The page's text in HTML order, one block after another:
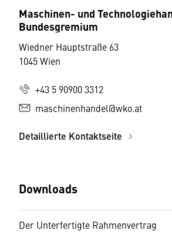
Maschinen- und
Bundesgremium
Wiedner Hauptstraße 63
1045 Wien
+43 5 90900 3312
maschinenhandel@wko.at
Detaillierte Kontaktseite
Downloads
Der Unterfertigte Rahmenvertrag